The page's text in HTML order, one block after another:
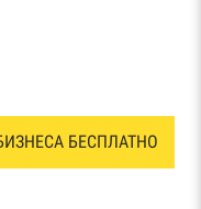
БЕСПЛАТНО